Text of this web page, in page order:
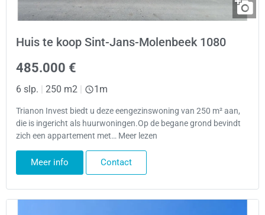
Huis te koop Sint-Jans-Molenbeek 1080
485.000 €
6 slp. | 250 m2 | 1m
Trianon Invest biedt u deze eengezinswoning van 250 m² aan,
die is ingericht als huurwoningen.Op de begane grond bevindt
zich een appartement met… Meer lezen
Meer info Contact